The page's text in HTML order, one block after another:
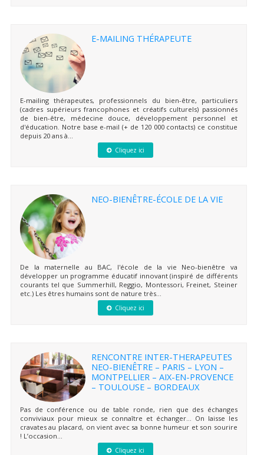
E-MAILING THÉRAPEUTE
E-mailing thérapeutes, professionnels du bien-être, particuliers
(cadres supérieurs francophones et créatifs culturels) passionnés
de bien-être, médecine douce, développement personnel et
d'éducation. Notre base e-mail (+ de 120 000 contacts) ce constitue
depuis 20 ans à...
Cliquez ici
NEO-BIENÊTRE-ÉCOLE DE LA VIE
De la maternelle au BAC, l'école de la vie Neo-bienêtre va
développer un programme éducatif innovant (inspiré de différents
courants tel que Summerhill, Reggio, Montessori, Freinet, Steiner
etc.) Les êtres humains sont de nature très...
Cliquez ici
RENCONTRE INTER-THERAPEUTES
NEO-BIENÊTRE – PARIS – LYON –
MONTPELLIER – AIX-EN-PROVENCE
– TOULOUSE – BORDEAUX
Pas de conférence ou de table ronde, rien que des échanges
conviviaux pour mieux se connaître et échanger… On laisse les
cravates au placard, on vient avec sa bonne humeur et son sourire
! L’occasion...
Cliquez ici